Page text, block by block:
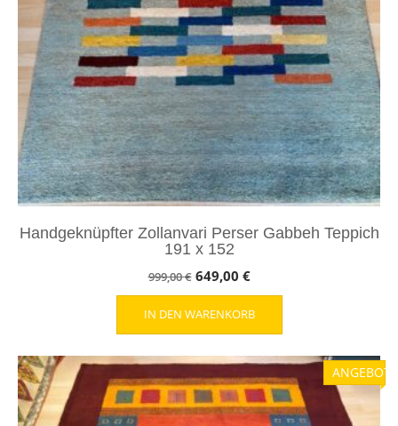
Handgeknüpfter Zollanvari Perser Gabbeh Teppich
191 x 152
999,00€ Ursprünglicher
Preis
war:
649,00 €Aktueller
Preis
ist:
IN DEN WARENKORB
ANGEBOT!